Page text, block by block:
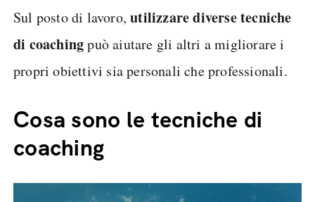
Sul posto di lavoro,utilizzare diverse tecniche
di coachingpuò aiutare gli altri a migliorare i
propri obiettivi sia personali che professionali.
Cosa sono le tecniche di
coaching